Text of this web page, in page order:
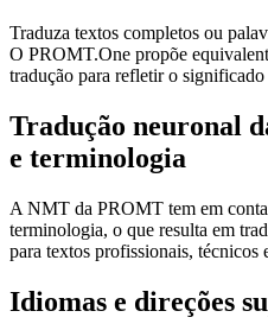
Traduza textos completos ou
O PROMT.One propõe
tradução para refletir o significado
Tradução neuronal
e terminologia
A NMT da PROMT tem em
terminologia, o que resulta em
para textos profissionais, técnicos
Idiomas e direções